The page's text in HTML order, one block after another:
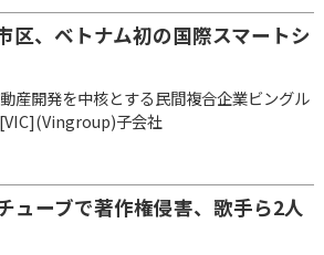
区、ベトナム初の国際スマートシ
産開発を中核とする民間複合企業ビングル
子会社
ューブで著作権侵害、歌手ら2人